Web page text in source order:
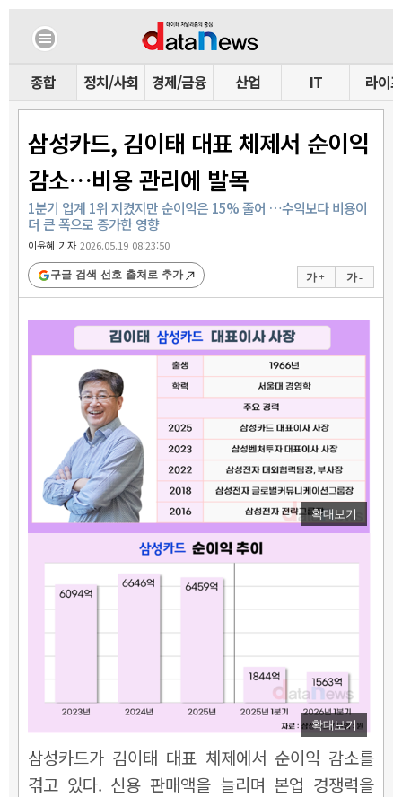
종합 정치/사회 경제/금융 산업 IT 라이프
삼성카드, 김이태 대표 체제서 순이익
감소…비용 관리에 발목
1분기 업계 1위 지켰지만 순이익은 15% 줄어 …수익보다 비용이
더 큰 폭으로 증가한 영향
이윤혜 기자2026.05.19 08:23:50
가 + 가 -
구글 검색 선호 출처로 추가
확대보기
확대보기
삼성카드가 김이태 대표 체제에서 순이익 감소를
겪고 있다. 신용 판매액을 늘리며 본업 경쟁력을